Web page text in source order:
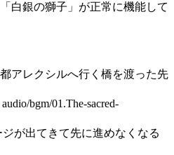
銀の獅子」が正常に機能して
レクシルへ行く橋を渡った先
bgm/01.The-sacred-
出てきて先に進めなくなる